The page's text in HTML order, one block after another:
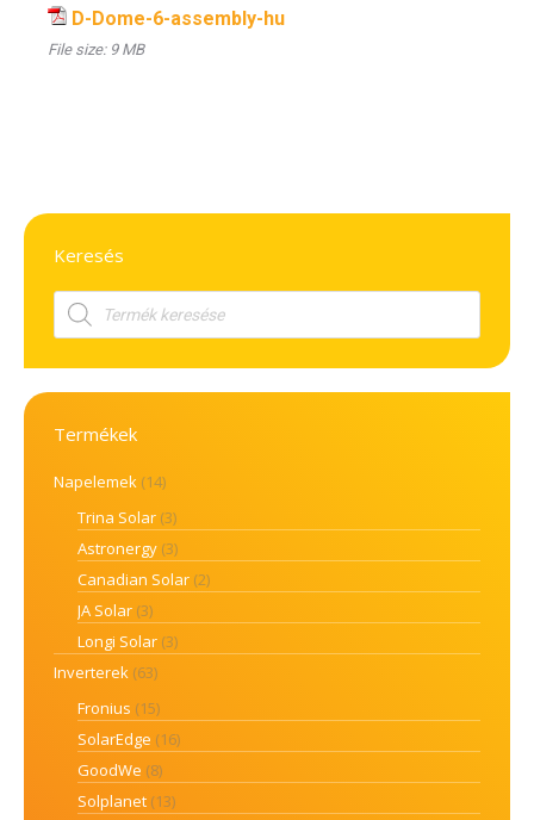
D-Dome-6-assembly-hu
File size:9 MB
Keresés
Products
search
Termékek
Napelemek (14)
Trina Solar (3)
Astronergy (3)
Canadian Solar (2)
JA Solar (3)
Longi Solar (3)
Inverterek (63)
Fronius (15)
SolarEdge (16)
GoodWe (8)
Solplanet (13)